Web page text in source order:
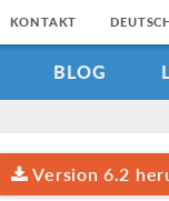
KONTAKT
BLOG
Version 6.2